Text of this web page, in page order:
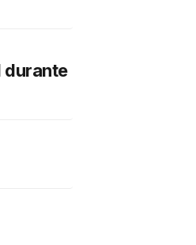
durante